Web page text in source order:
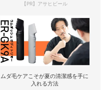
【PR】アサヒビール
ムダ毛ケアこそが夏の清潔感を手に
入れる方法